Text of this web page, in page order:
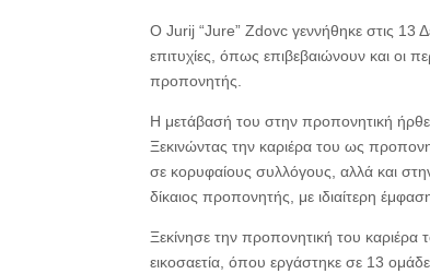
Ο Jurij “Jure” Zdovc γεννήθηκε στις 13
επιτυχίες, όπως επιβεβαιώνουν και οι
προπονητής.
Η μετάβασή του στην προπονητική
Ξεκινώντας την καριέρα του ως
σε κορυφαίους συλλόγους, αλλά και
δίκαιος προπονητής, με ιδιαίτερη
Ξεκίνησε την προπονητική του
εικοσαετία, όπου εργάστηκε σε 13